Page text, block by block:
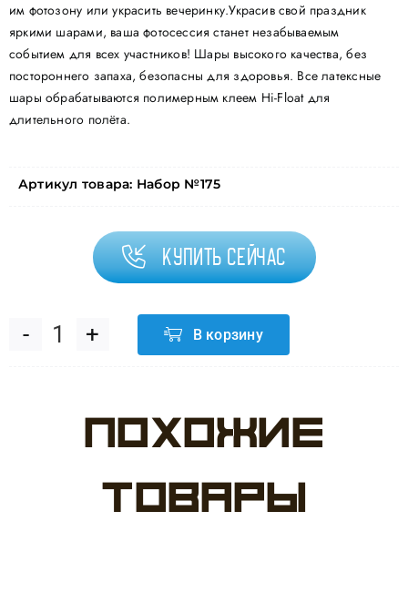
им фотозону или украсить вечеринку.Украсив свой праздник
яркими шарами, ваша фотосессия станет незабываемым
событием для всех участников! Шары высокого качества, без
постороннего запаха, безопасны для здоровья. Все латексные
шары обрабатываются полимерным клеем Hi-Float для
длительного полёта.
Артикул товара: Набор №175
Купить сейчас
Количество
Набор
Серебряный
В корзину
Похожие
товары